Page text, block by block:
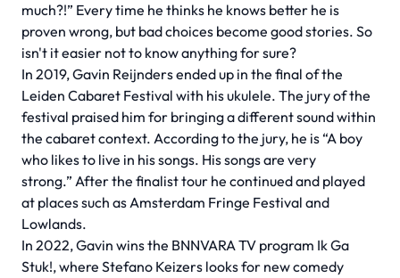
much?!” Every time he thinks he knows better he is
proven wrong, but bad choices become good stories. So
isn't it easier not to know anything for sure?
In 2019, Gavin Reijnders ended up in the final of the
Leiden Cabaret Festival with his ukulele. The jury of the
festival praised him for bringing a different sound within
the cabaret context. According to the jury, he is “A boy
who likes to live in his songs. His songs are very
strong.” After the finalist tour he continued and played
at places such as Amsterdam Fringe Festival and
Lowlands.
In 2022, Gavin wins the BNNVARA TV program Ik Ga
Stuk!, where Stefano Keizers looks for new comedy